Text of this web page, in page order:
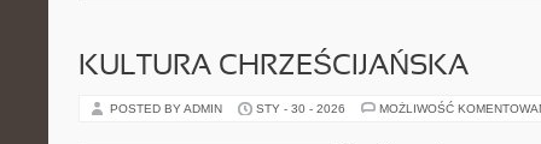
KULTURA CHRZEŚCIJAŃSKA
POSTED BY ADMIN STY - 30 - 2026 MOŻLIWOŚĆ